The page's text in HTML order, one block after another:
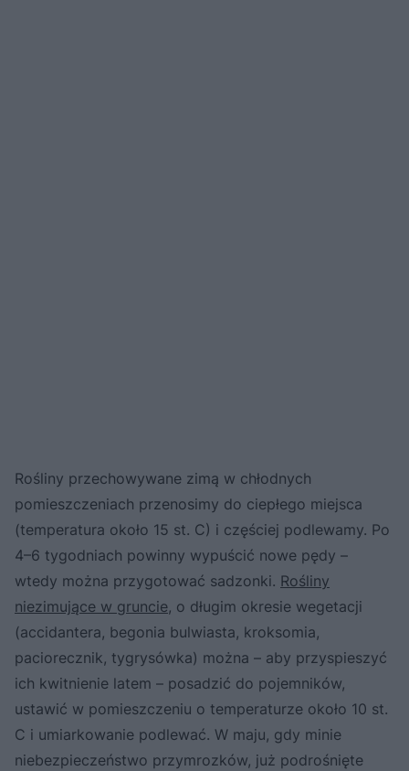
Rośliny przechowywane zimą w chłodnych
pomieszczeniach przenosimy do ciepłego miejsca
(temperatura około 15 st. C) i częściej podlewamy. Po
4–6 tygodniach powinny wypuścić nowe pędy –
wtedy można przygotować sadzonki. Rośliny
niezimujące w gruncie, o długim okresie wegetacji
(accidantera, begonia bulwiasta, kroksomia,
paciorecznik, tygrysówka) można – aby przyspieszyć
ich kwitnienie latem – posadzić do pojemników,
ustawić w pomieszczeniu o temperaturze około 10 st.
C i umiarkowanie podlewać. W maju, gdy minie
niebezpieczeństwo przymrozków, już podrośnięte